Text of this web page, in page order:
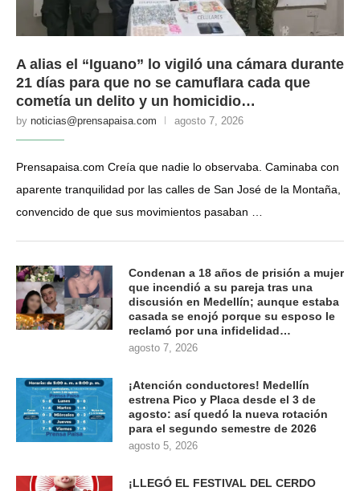
A alias el “Iguano” lo vigiló una cámara durante
21 días para que no se camuflara cada que
cometía un delito y un homicidio…
by noticias@prensapaisa.com agosto 7, 2026
Prensapaisa.com Creía que nadie lo observaba. Caminaba con
aparente tranquilidad por las calles de San José de la Montaña,
convencido de que sus movimientos pasaban …
Condenan a 18 años de prisión a mujer
que incendió a su pareja tras una
discusión en Medellín; aunque estaba
casada se enojó porque su esposo le
reclamó por una infidelidad…
agosto 7, 2026
¡Atención conductores! Medellín
estrena Pico y Placa desde el 3 de
agosto: así quedó la nueva rotación
para el segundo semestre de 2026
agosto 5, 2026
¡LLEGÓ EL FESTIVAL DEL CERDO